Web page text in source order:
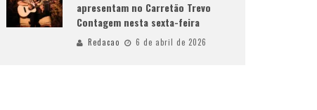
apresentam no Carretão Trevo
Contagem nesta sexta-feira
Redacao 6 de abril de 2026